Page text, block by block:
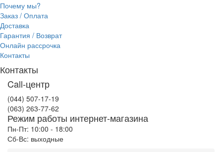
Почему мы?
Заказ / Оплата
Доставка
Гарантия / Возврат
Онлайн рассрочка
Контакты
Контакты
Call-центр
(044) 507-17-19
(063) 263-77-62
Режим работы интернет-магазина
Пн-Пт: 10:00 - 18:00
Сб-Вс: выходные